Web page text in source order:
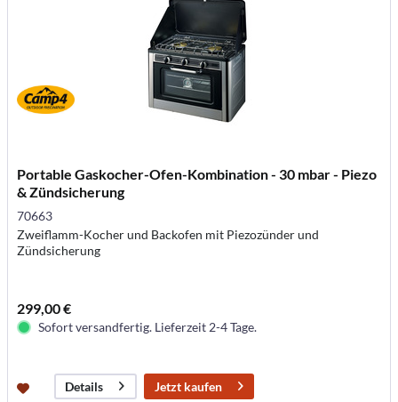
Portable Gaskocher-Ofen-Kombination - 30 mbar - Piezo
& Zündsicherung
70663
Zweiflamm-Kocher und Backofen mit Piezozünder und
Zündsicherung
299,00 €
Sofort versandfertig. Lieferzeit 2-4 Tage.
Details Jetzt kaufen